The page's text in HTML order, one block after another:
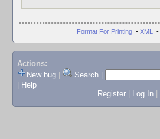
Format For Printing - XML -
Actions:
New bug
Search
Help
Register
Log In